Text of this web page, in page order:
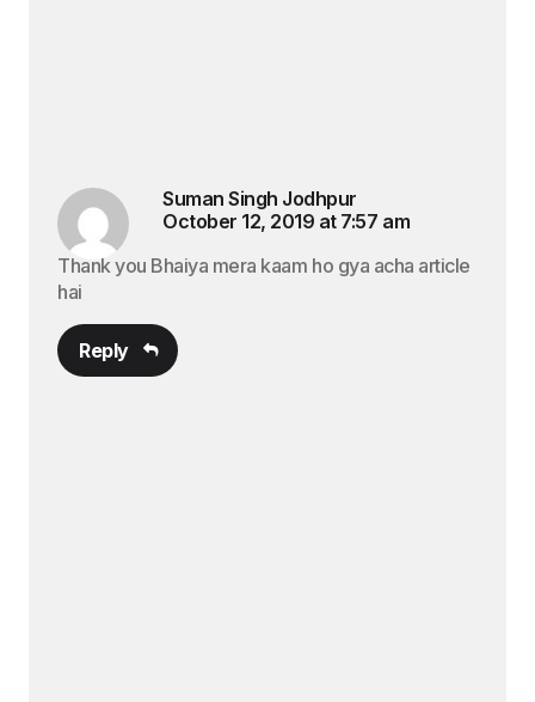
Suman Singh Jodhpur
October 12, 2019 at 7:57 am
Thank you Bhaiya mera kaam ho gya acha article
hai
Reply